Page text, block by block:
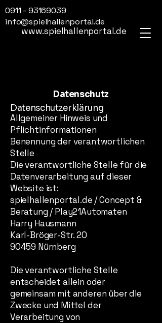
www.spielhallenportal.de
0911 - 93169039
info@spielhallenportal.de
Datenschutz
Datenschutzerklärung
Allgemeiner Hinweis und
Pflichtinformationen
Benennung der verantwortlichen
Stelle
Die verantwortliche Stelle für die
Datenverarbeitung auf dieser
Website ist:
spielhallenportal.de / Concept &
Beratung / Play21Automaten
Harry Hausmann
Karl-Bröger-Str. 20
90459 Nürnberg
Die verantwortliche Stelle
entscheidet allein oder
gemeinsam mit anderen über die
Zwecke und Mittel der
Verarbeitung von